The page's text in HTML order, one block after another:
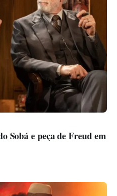
Sobá e peça de Freud em